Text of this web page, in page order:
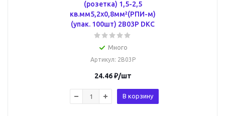
(розетка) 1,5-2,5
кв.мм5,2х0,8мм²(РПИ-м)
(упак. 100шт) 2B03P DKC
Много
Артикул: 2B03P
24.46₽/шт
В корзину